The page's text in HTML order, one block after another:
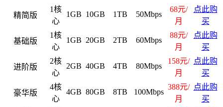
精简版
1核
心
1GB 10GB 1TB 50Mbps
68元/
月
点此购
买
基础版
1核
心
1GB 20GB 2TB 60Mbps
88元/
月
点此购
买
进阶版
2核
心
2GB 40GB 4TB 80Mbps
158元/
月
点此购
买
豪华版
4核
心
4GB 80GB 8TB 100Mbps
388元/
月
点此购
买